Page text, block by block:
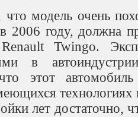
модель очень
2006 году, должна
Renault Twingo.
в
этот
лет достаточно,